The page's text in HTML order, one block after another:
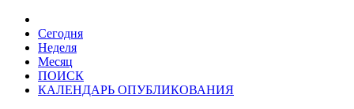
Сегодня
Неделя
Месяц
ПОИСК
КАЛЕНДАРЬ ОПУБЛИКОВАНИЯ